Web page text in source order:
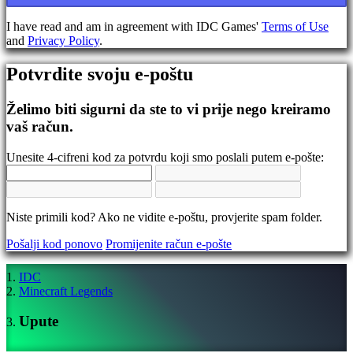
se
Zaboravili
ste
lozinku?
Promijeni
BS
DA
ES
FR
HR
IT
JA
NL
PL
I have read and am in agreement with IDC Games' Terms of Use
and Privacy Policy.
Potvrdite svoju e-poštu
Želimo biti sigurni da ste to vi prije nego kreiramo
vaš račun.
Unesite 4-cifreni kod za potvrdu koji smo poslali putem e-pošte:
Niste primili kod? Ako ne vidite e-poštu, provjerite spam folder.
Pošalji kod ponovo Promijenite račun e-pošte
IDC
Minecraft Legends
Upute